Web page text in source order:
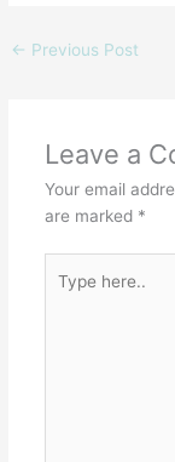
← Previous Post
Leave a
Your email
are marked *
here..